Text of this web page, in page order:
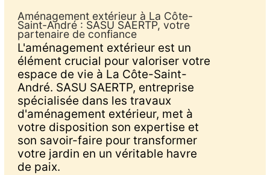
Aménagement extérieur à La Côte-
Saint-André : SASU SAERTP, votre
partenaire de confiance
L'aménagement extérieur est un
élément crucial pour valoriser votre
espace de vie à La Côte-Saint-
André. SASU SAERTP, entreprise
spécialisée dans les travaux
d'aménagement extérieur, met à
votre disposition son expertise et
son savoir-faire pour transformer
votre jardin en un véritable havre
de paix.